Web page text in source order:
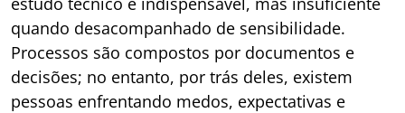
quando desacompanhado de sensibilidade.
Processos são compostos por documentos e
decisões; no entanto, por trás deles, existem
pessoas enfrentando medos, expectativas e